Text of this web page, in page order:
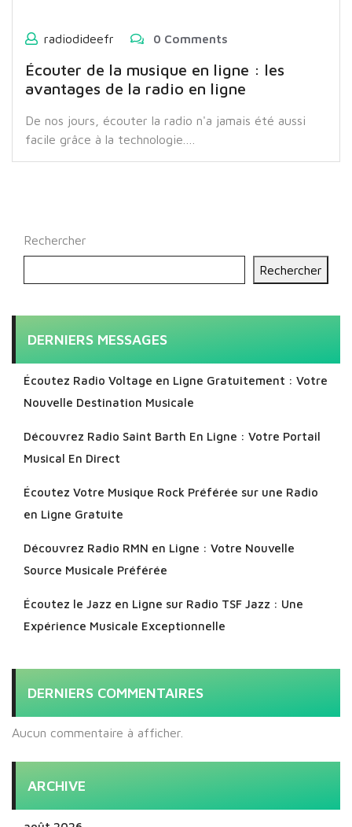
radiodideefr 0 Comments
Écouter de la musique en ligne : les
avantages de la radio en ligne
De nos jours, écouter la radio n'a jamais été aussi
facile grâce à la technologie.…
Rechercher
Rechercher
DERNIERS MESSAGES
Écoutez Radio Voltage en Ligne Gratuitement : Votre
Nouvelle Destination Musicale
Découvrez Radio Saint Barth En Ligne : Votre Portail
Musical En Direct
Écoutez Votre Musique Rock Préférée sur une Radio
en Ligne Gratuite
Découvrez Radio RMN en Ligne : Votre Nouvelle
Source Musicale Préférée
Écoutez le Jazz en Ligne sur Radio TSF Jazz : Une
Expérience Musicale Exceptionnelle
DERNIERS COMMENTAIRES
Aucun commentaire à afficher.
ARCHIVE